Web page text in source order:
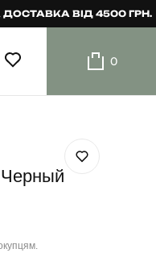
ВІД 4500 ГРН.
0
Черный